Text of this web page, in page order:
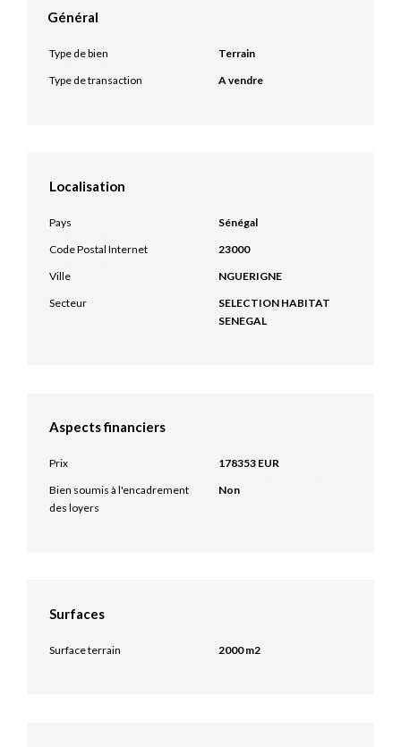
Général
Type de bien
Terrain
Type de transaction
A vendre
Localisation
Pays
Sénégal
Code Postal Internet
23000
Ville
NGUERIGNE
Secteur
SELECTION HABITAT
SENEGAL
Aspects financiers
Prix
178353 EUR
Bien soumis à l'encadrement
des loyers
Non
Surfaces
Surface terrain 2000 m2